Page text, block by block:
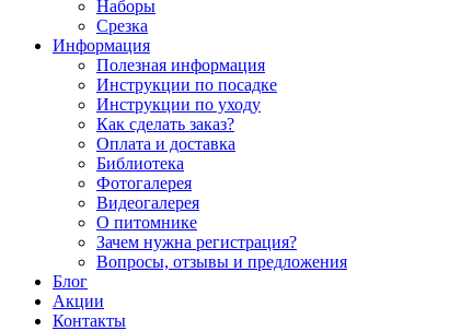
Наборы
Срезка
Информация
Полезная информация
Инструкции по посадке
Инструкции по уходу
Как сделать заказ?
Оплата и доставка
Библиотека
Фотогалерея
Видеогалерея
О питомнике
Зачем нужна регистрация?
Вопросы, отзывы и предложения
Блог
Акции
Контакты